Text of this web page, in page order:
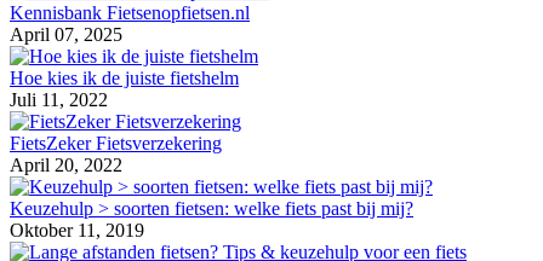
Kennisbank Fietsenopfietsen.nl
April 07, 2025
Hoe kies ik de juiste fietshelm
Juli 11, 2022
FietsZeker Fietsverzekering
April 20, 2022
Keuzehulp > soorten fietsen: welke fiets past bij mij?
Oktober 11, 2019